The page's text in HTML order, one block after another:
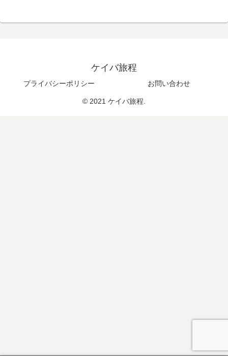
ケイバ旅程
プライバシーポリシー お問い合わせ
© 2021 ケイバ旅程.